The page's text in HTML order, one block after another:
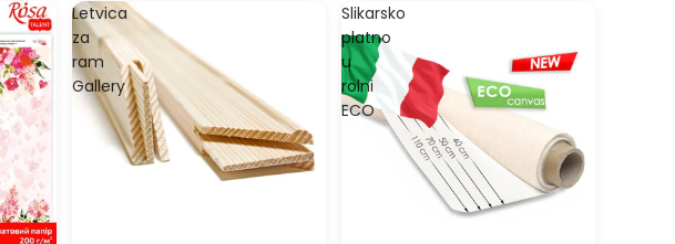
Letvica
za
ram
Gallery
Slikarsko
platno
u
rolni
ECO